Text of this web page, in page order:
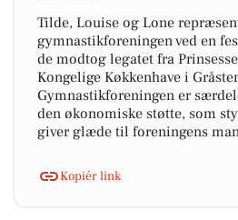
Tilde, Louise og Lone
gymnastikforeningen ved en
de modtog legatet fra
Kongelige Køkkenhave i
Gymnastikforeningen er
den økonomiske støtte, som
giver glæde til foreningens
Kopiér link